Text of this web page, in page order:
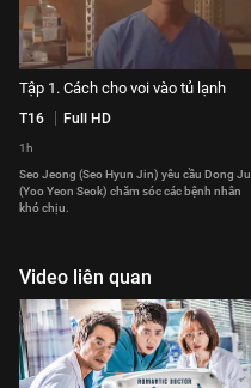
Tập 1. Cách cho voi vào tủ lạnh
T16 Full HD
1h
Seo Jeong (Seo Hyun Jin) yêu cầu Dong Ju
(Yoo Yeon Seok) chăm sóc các bệnh nhân
khó chịu.
Video liên quan